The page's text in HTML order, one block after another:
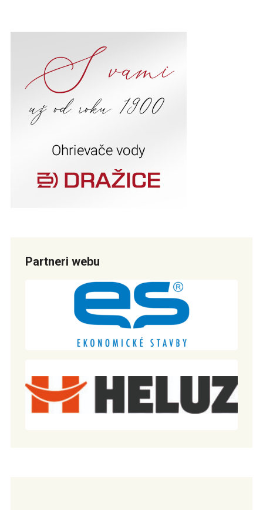
Partneri webu